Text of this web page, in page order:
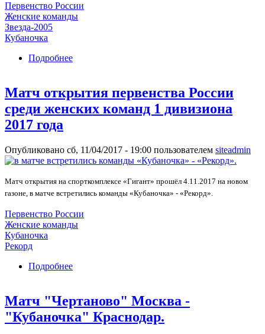
Первенство России
Женские команды
Звезда-2005
Кубаночка
Подробнее
Матч открытия первенства России
среди женских команд 1 дивизиона
2017 года
Опубликовано сб, 11/04/2017 - 19:00 пользователем siteadmin
Матч открытия на спорткомплексе «Гигант» прошёл 4.11.2017 на новом
газоне, в матче встретились команды «Кубаночка» - «Рекорд».
Первенство России
Женские команды
Кубаночка
Рекорд
Подробнее
Матч "Чертаново" Москва -
"Кубаночка" Краснодар.